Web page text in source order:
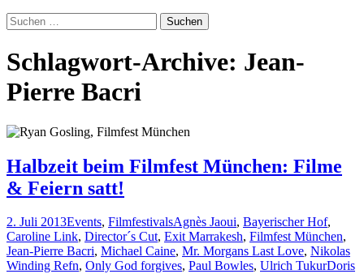
Suchen
nach:
Schlagwort-Archive: Jean-
Pierre Bacri
Halbzeit beim Filmfest München: Filme
& Feiern satt!
2. Juli 2013Events, FilmfestivalsAgnès Jaoui, Bayerischer Hof,
Caroline Link, Director´s Cut, Exit Marrakesh, Filmfest München,
Jean-Pierre Bacri, Michael Caine, Mr. Morgans Last Love, Nikolas
Winding Refn, Only God forgives, Paul Bowles, Ulrich TukurDoris